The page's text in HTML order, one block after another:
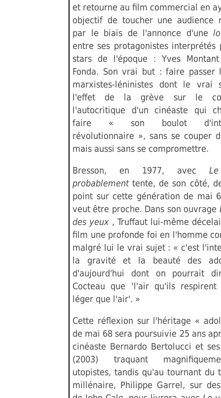
et retourne au film commercial en
objectif de toucher une audience
par le biais de l'annonce d'une
entre ses protagonistes interprétés
stars de l'époque : Yves
Fonda. Son vrai but : faire passer
marxistes-léninistes dont le vrai
l'effet de la grève sur le
l'autocritique d'un cinéaste qui
faire « son boulot
révolutionnaire », sans se couper
mais aussi sans se compromettre.
Bresson, en 1977, avec
probablementtente, de son côté,
point sur cette génération de mai
veut être proche. Dans son ouvrage
des yeux , Truffaut lui-même
film une profonde foi en l'homme
malgré lui le vrai sujet : « c'est
la gravité et la beauté des
d'aujourd'hui dont on pourrait
Cocteau que ‘l'air qu'ils
léger que l'air'. »
Cette réflexion sur l'héritage «
de mai 68 sera poursuivie 25 ans
cinéaste Bernardo Bertolucci et
(2003) traquant
utopistes, tandis qu'au tournant du
millénaire, Philippe Garrel, sur